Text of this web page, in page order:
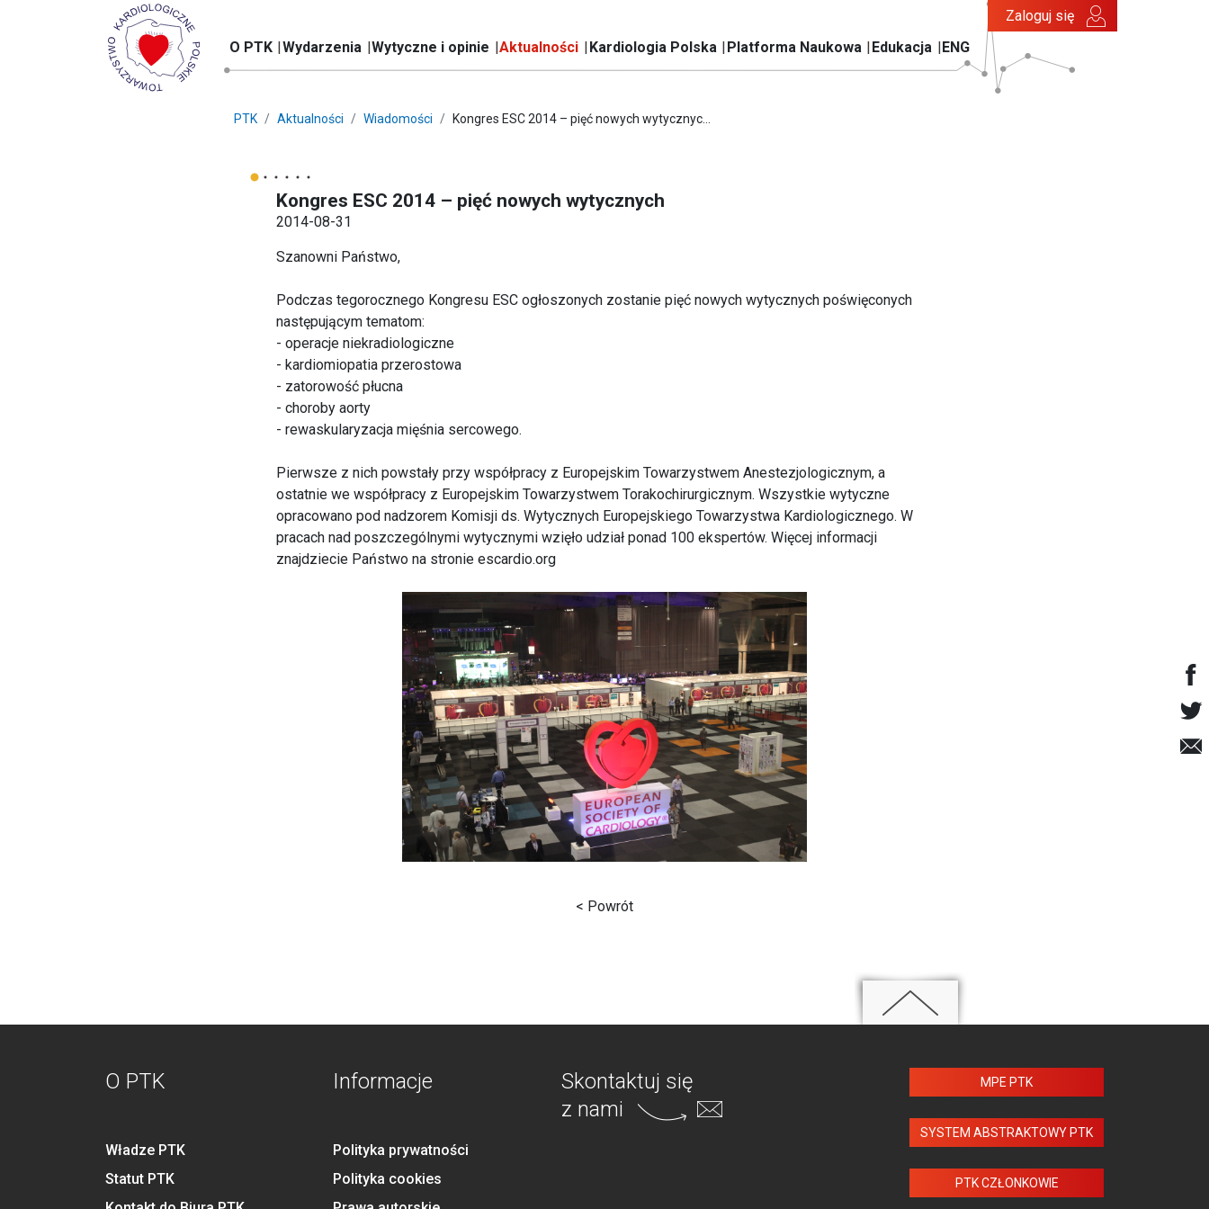
O PTK Wydarzenia Wytyczne i opinie Aktualności Kardiologia Polska Platforma Naukowa Edukacja ENG
Zaloguj się
PTK Aktualności Wiadomości Kongres ESC 2014 – pięć nowych wytycznyc...
Kongres ESC 2014 – pięć nowych wytycznych
2014-08-31
Szanowni Państwo,
Podczas tegorocznego Kongresu ESC ogłoszonych zostanie pięć nowych wytycznych poświęconych
następującym tematom:
- operacje niekradiologiczne
- kardiomiopatia przerostowa
- zatorowość płucna
- choroby aorty
- rewaskularyzacja mięśnia sercowego.
Pierwsze z nich powstały przy współpracy z Europejskim Towarzystwem Anestezjologicznym, a
ostatnie we współpracy z Europejskim Towarzystwem Torakochirurgicznym. Wszystkie wytyczne
opracowano pod nadzorem Komisji ds. Wytycznych Europejskiego Towarzystwa Kardiologicznego. W
pracach nad poszczególnymi wytycznymi wzięło udział ponad 100 ekspertów. Więcej informacji
znajdziecie Państwo na stronie escardio.org
< Powrót
O PTK
Władze PTK
Statut PTK
Informacje
Polityka prywatności
Polityka cookies
Skontaktuj się
z nami
MPE PTK
SYSTEM ABSTRAKTOWY PTK
PTK CZŁONKOWIE